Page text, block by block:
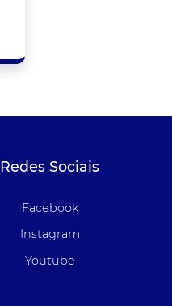
Redes Sociais
Facebook
Instagram
Youtube